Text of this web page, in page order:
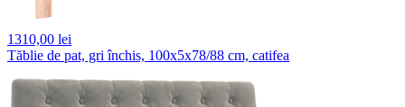
1310,00 lei
Tăblie de pat, gri închis, 100x5x78/88 cm, catifea